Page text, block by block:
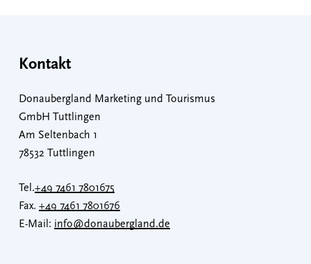
Kontakt
Donaubergland Marketing und Tourismus
GmbH Tuttlingen
Am Seltenbach 1
78532 Tuttlingen
Tel.+49 7461 7801675
Fax. +49 7461 7801676
E-Mail: info@donaubergland.de